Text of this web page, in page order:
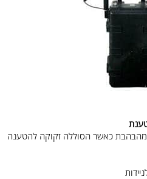
כאשר הסוללה זקוקה להטענה